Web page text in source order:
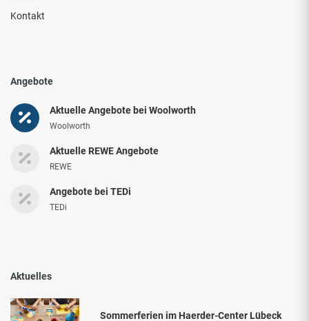
Kontakt
Angebote
Aktuelle Angebote bei Woolworth
Woolworth
Aktuelle REWE Angebote
REWE
Angebote bei TEDi
TEDi
Aktuelles
Sommerferien im Haerder-Center Lübeck